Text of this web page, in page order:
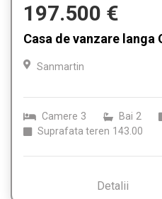
197.500 €
Casa de vanzare langa
Sanmartin
Camere 3 Bai 2
Suprafata teren 143.00
Detalii